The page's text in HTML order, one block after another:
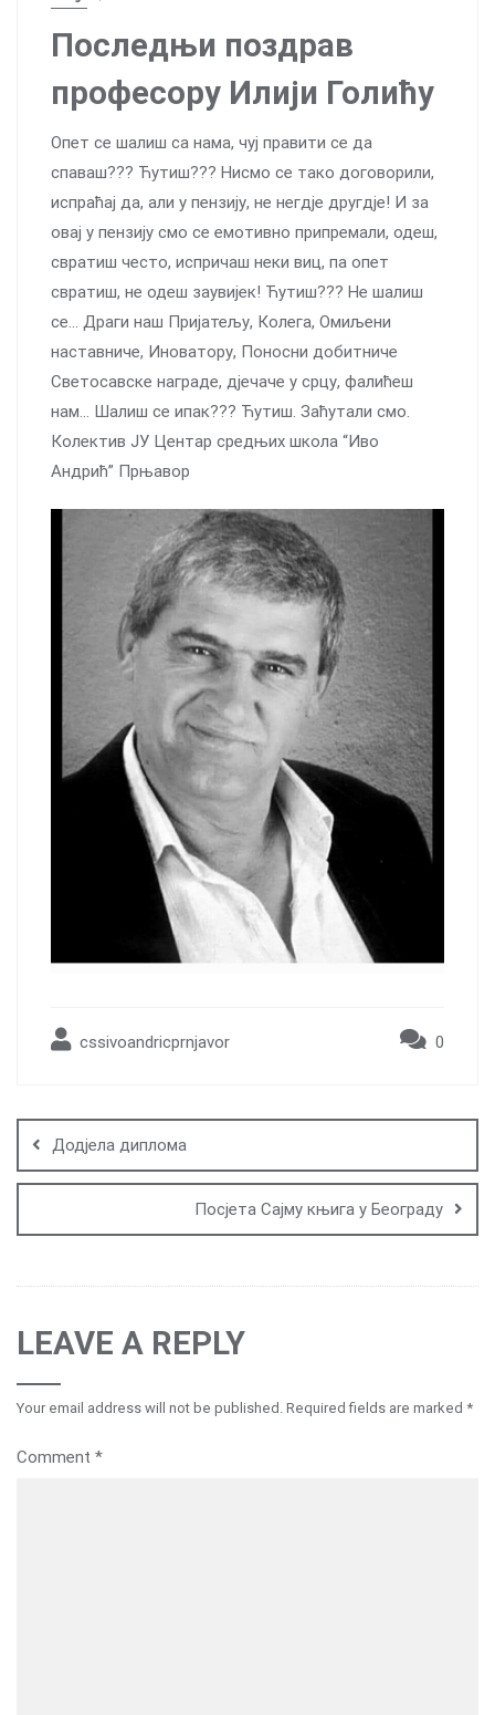
Последњи поздрав
професору Илији Голићу
Опет се шалиш са нама, чуј правити се да
спаваш??? Ћутиш??? Нисмо се тако договорили,
испраћај да, али у пензију, не негдjе другдje! И за
овај у пензију смо се емотивно припремали, одеш,
свратиш често, испричаш неки виц, па опет
свратиш, не одеш заувијек! Ћутиш??? Не шалиш
се… Драги наш Пријатељу, Колега, Омиљени
наставниче, Иноватору, Поносни добитниче
Светосавске награде, дjeчаче у срцу, фалићеш
нам… Шалиш се ипак??? Ћутиш. Заћутали смо.
Колектив ЈУ Центар средњих школа “Иво
Андрић” Прњавор
cssivoandricprnjavor 0
navigation
Додјела диплома
Посјета Сајму књига у Београду
LEAVE A REPLY
Your email address will not be published. Required fields are marked *
Comment *